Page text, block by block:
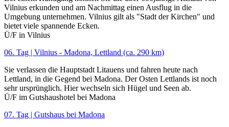
Vilnius erkunden und am Nachmittag einen Ausflug in die
Umgebung unternehmen. Vilnius gilt als "Stadt der Kirchen" und
bietet viele spannende Ecken.
Ü/F in Vilnius
06. Tag | Vilnius - Madona, Lettland (ca. 290 km)
Sie verlassen die Hauptstadt Litauens und fahren heute nach
Lettland, in die Gegend bei Madona. Der Osten Lettlands ist noch
sehr ursprünglich. Hier wechseln sich Hügel und Seen ab.
Ü/F im Gutshaushotel bei Madona
07. Tag | Gutshaus bei Madona